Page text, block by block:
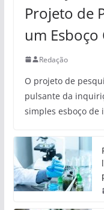
Projeto de
um
Redação
O projeto de
pulsante da
simples esboço de